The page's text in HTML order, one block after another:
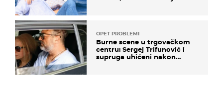
OPET PROBLEMI
Burne scene u trgovačkom
centru: Sergej Trifunović i
supruga uhićeni nakon